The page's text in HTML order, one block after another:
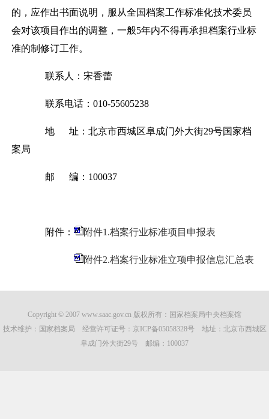
的，应作出书面说明，服从全国档案工作标准化技术委员
会对该项目作出的调整，一般5年内不得再承担档案行业标
准的制修订工作。
联系 人：宋香蕾
联系电话： 010-55605238
地 址： 北京市西城区阜成门外大街29号国家档
案局
邮 编： 100037
附件： 附件1.档案行业标准项目申报表
附件2.档案行业标准立项申报信息汇总表
Copyright © 2007 www.saac.gov.cn 版权所有：国家档案局中央档案馆
技术维护：国家档案局 经营许可证号： 京ICP备05058328号地址：北京市西城区
阜成门外大街29号 邮编：100037